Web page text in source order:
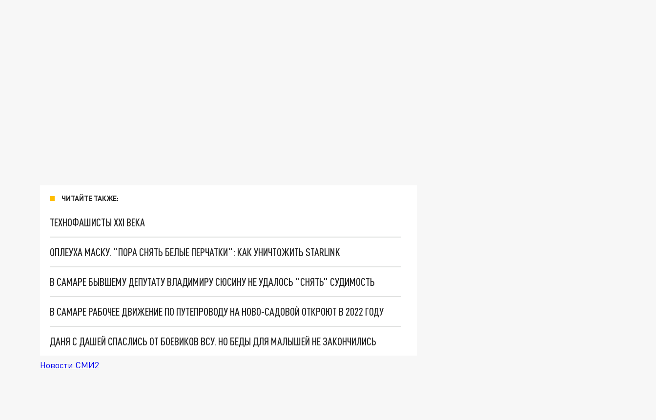
ЧИТАЙТЕ ТАКЖЕ:
ТЕХНОФАШИСТЫ XXI ВЕКА
ОПЛЕУХА МАСКУ. "ПОРА СНЯТЬ БЕЛЫЕ ПЕРЧАТКИ": КАК УНИЧТОЖИТЬ STARLINK
В САМАРЕ БЫВШЕМУ ДЕПУТАТУ ВЛАДИМИРУ СЮСИНУ НЕ УДАЛОСЬ "СНЯТЬ" СУДИМОСТЬ
В САМАРЕ РАБОЧЕЕ ДВИЖЕНИЕ ПО ПУТЕПРОВОДУ НА НОВО-САДОВОЙ ОТКРОЮТ В 2022 ГОДУ
ДАНЯ С ДАШЕЙ СПАСЛИСЬ ОТ БОЕВИКОВ ВСУ. НО БЕДЫ ДЛЯ МАЛЫШЕЙ НЕ ЗАКОНЧИЛИСЬ
Новости СМИ2